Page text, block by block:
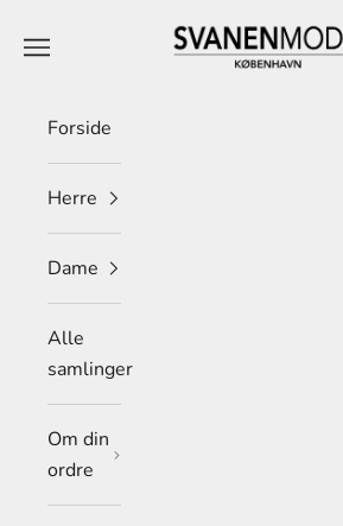
Svanen Mode
Menu
Forside
Herre
Dame
Alle
samlinger
Om din
ordre